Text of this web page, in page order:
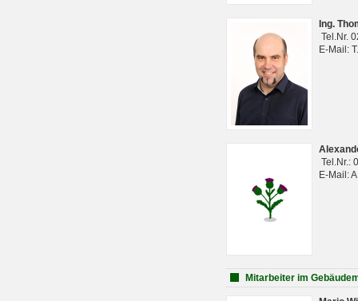
Ing.
Tel.Nr.
E-Mail:
Tel.Nr.:
E-Mail:
Mitarbeiter im